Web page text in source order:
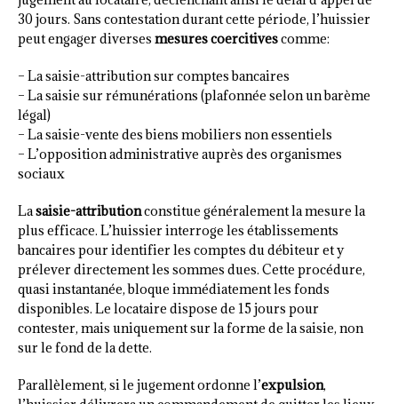
30 jours. Sans contestation durant cette période, l’huissier
peut engager diverses mesures coercitivescomme:
– La saisie-attribution sur comptes bancaires
– La saisie sur rémunérations (plafonnée selon un barème
légal)
– La saisie-vente des biens mobiliers non essentiels
– L’opposition administrative auprès des organismes
sociaux
Lasaisie-attributionconstitue généralement la mesure la
plus efficace. L’huissier interroge les établissements
bancaires pour identifier les comptes du débiteur et y
prélever directement les sommes dues. Cette procédure,
quasi instantanée, bloque immédiatement les fonds
disponibles. Le locataire dispose de 15 jours pour
contester, mais uniquement sur la forme de la saisie, non
sur le fond de la dette.
Parallèlement, si le jugement ordonne l’expulsion,